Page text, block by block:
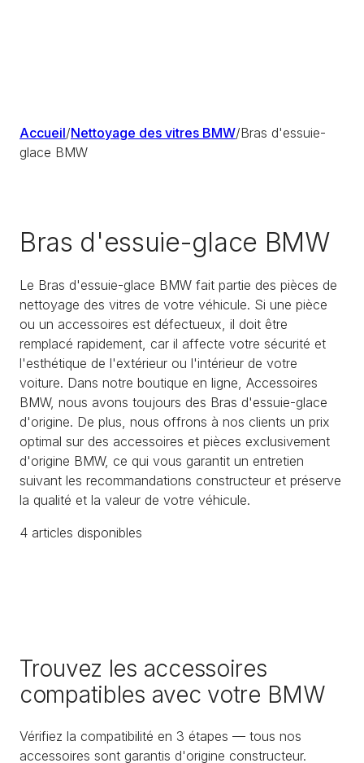
Accueil/Nettoyage des vitres BMW/Bras d'essuie-
glace BMW
Bras d'essuie-glace BMW
Le Bras d'essuie-glace BMW fait partie des pièces de
nettoyage des vitres de votre véhicule. Si une pièce
ou un accessoires est défectueux, il doit être
remplacé rapidement, car il affecte votre sécurité et
l'esthétique de l'extérieur ou l'intérieur de votre
voiture. Dans notre boutique en ligne, Accessoires
BMW, nous avons toujours des Bras d'essuie-glace
d'origine. De plus, nous offrons à nos clients un prix
optimal sur des accessoires et pièces exclusivement
d'origine BMW, ce qui vous garantit un entretien
suivant les recommandations constructeur et préserve
la qualité et la valeur de votre véhicule.
4 articles disponibles
Trouvez les accessoires
compatibles avec votre BMW
Vérifiez la compatibilité en 3 étapes — tous nos
accessoires sont garantis d'origine constructeur.